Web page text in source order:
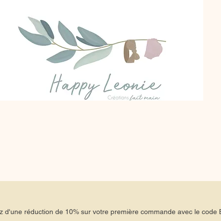
d'une réduction de 10% sur votre première commande avec le code